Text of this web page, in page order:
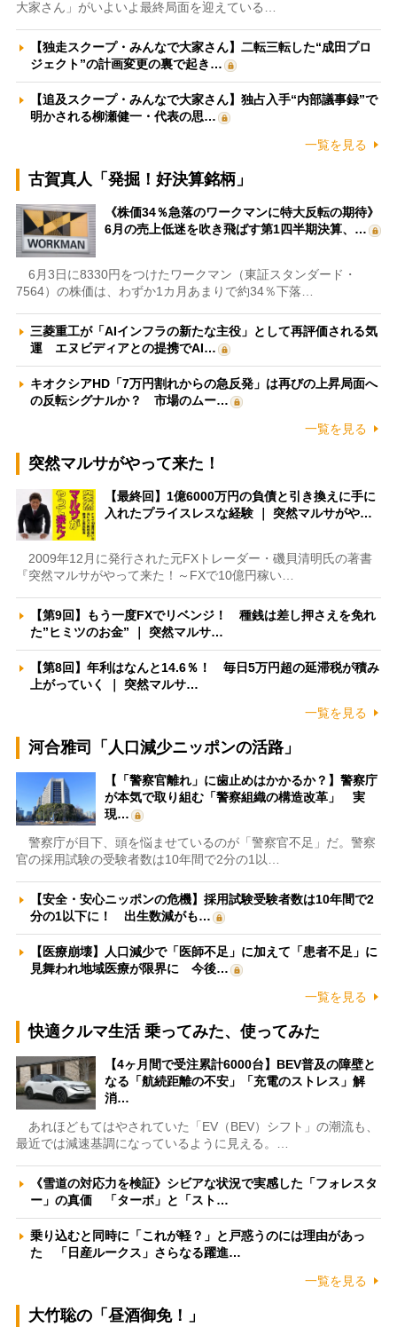
大家さん」がいよいよ最終局面を迎えている…
【独走スクープ・みんなで大家さん】二転三転した“成田プロ
ジェクト”の計画変更の裏で起き…
【追及スクープ・みんなで大家さん】独占入手“内部議事録”で
明かされる柳瀬健一・代表の思…
一覧を見る
古賀真人「発掘！好決算銘柄」
《株価34％急落のワークマンに特大反転の期待》
6月の売上低迷を吹き飛ばす第1四半期決算、…
6月3日に8330円をつけたワークマン（東証スタンダード・
7564）の株価は、わずか1カ月あまりで約34％下落…
三菱重工が「AIインフラの新たな主役」として再評価される気
運 エヌビディアとの提携でAI…
キオクシアHD「7万円割れからの急反発」は再びの上昇局面へ
の反転シグナルか？ 市場のムー…
一覧を見る
突然マルサがやって来た！
【最終回】1億6000万円の負債と引き換えに手に
入れたプライスレスな経験 ｜ 突然マルサがや…
2009年12月に発行された元FXトレーダー・磯貝清明氏の著書
『突然マルサがやって来た！～FXで10億円稼い…
【第9回】もう一度FXでリベンジ！ 種銭は差し押さえを免れ
た”ヒミツのお金” ｜ 突然マルサ…
【第8回】年利はなんと14.6％！ 毎日5万円超の延滞税が積み
上がっていく ｜ 突然マルサ…
一覧を見る
河合雅司「人口減少ニッポンの活路」
【「警察官離れ」に歯止めはかかるか？】警察庁
が本気で取り組む「警察組織の構造改革」 実
現…
警察庁が目下、頭を悩ませているのが「警察官不足」だ。警察
官の採用試験の受験者数は10年間で2分の1以…
【安全・安心ニッポンの危機】採用試験受験者数は10年間で2
分の1以下に！ 出生数減がも…
【医療崩壊】人口減少で「医師不足」に加えて「患者不足」に
見舞われ地域医療が限界に 今後…
一覧を見る
快適クルマ生活 乗ってみた、使ってみた
【4ヶ月間で受注累計6000台】BEV普及の障壁と
なる「航続距離の不安」「充電のストレス」解
消…
あれほどもてはやされていた「EV（BEV）シフト」の潮流も、
最近では減速基調になっているように見える。…
《雪道の対応力を検証》シビアな状況で実感した「フォレスタ
ー」の真価 「ターボ」と「スト…
乗り込むと同時に「これが軽？」と戸惑うのには理由があっ
た 「日産ルークス」さらなる躍進…
一覧を見る
大竹聡の「昼酒御免！」